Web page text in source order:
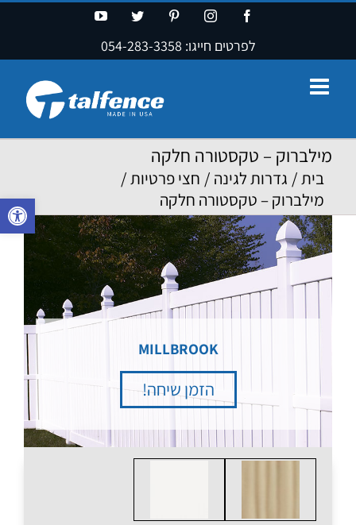
פתח
Facebook
Instagram
Pinterest
Twitter
YouTube
לפרטים חייגו: 054-283-3358
מילברוק – טקסטורה חלקה
בית/ גדרות לגינה / חצי פרטיות/
מילברוק – טקסטורה חלקה
MILLBROOK
הזמן שיחה!